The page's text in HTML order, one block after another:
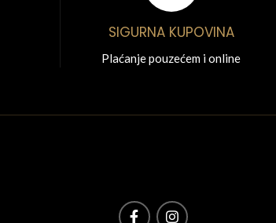
SIGURNA KUPOVINA
Plaćanje pouzećem i online